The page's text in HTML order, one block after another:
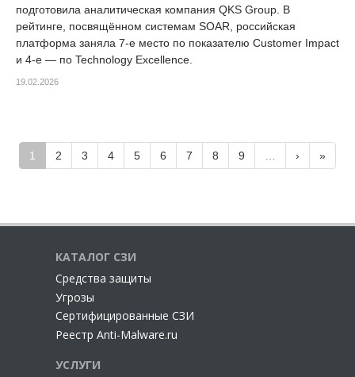
подготовила аналитическая компания QKS Group. В
рейтинге, посвящённом системам SOAR, российская
платформа заняла 7-е место по показателю Customer Impact
и 4-е — по Technology Excellence.
19.02.2026
1 2 3 4 5 6 7 8 9 › »
КАТАЛОГ СЗИ
Cредства защиты
Угрозы
Сертифицированные СЗИ
Реестр Anti-Malware.ru
УСЛУГИ